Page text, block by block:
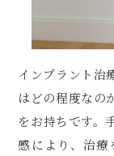
インプラント治
はどの程度なの
をお持ちです。
感により、治